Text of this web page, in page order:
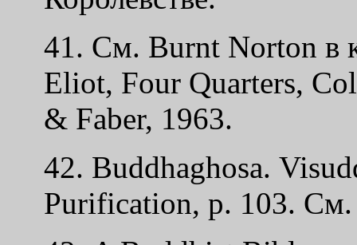
41. См. Burnt Norton в
Eliot, Four Quarters,
& Faber, 1963.
42. Buddhaghosa.
Purification, p. 103.